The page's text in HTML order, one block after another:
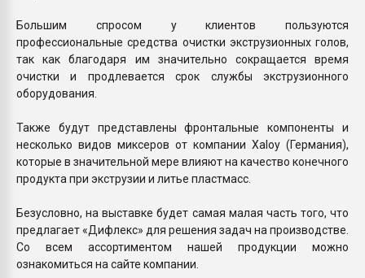
Большим спросом у клиентов пользуются
профессиональные средства очистки экструзионных голов,
так как благодаря им значительно сокращается время
очистки и продлевается срок службы экструзионного
оборудования.
Также будут представлены фронтальные компоненты и
несколько видов миксеров от компании Xaloy (Германия),
которые в значительной мере влияют на качество конечного
продукта при экструзии и литье пластмасс.
Безусловно, на выставке будет самая малая часть того, что
предлагает «Дифлекс» для решения задач на производстве.
Со всем ассортиментом нашей продукции можно
ознакомиться на сайте компании.